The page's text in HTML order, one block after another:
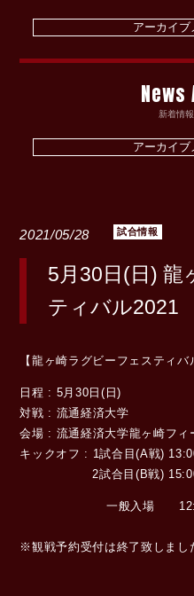
News
新着情
2021/05/28 試合情報
5月30日(日) 龍
ティバル2021
【龍ヶ崎ラグビーフェスティバ
日程 : 5月30日(日)
対戦 : 流通経済大学
会場 : 流通経済大学龍ヶ崎フィ
キックオフ : 1試合目(A戦)
2試合目(B戦) 15:00
一般入場
※観戦予約受付は終了致しまし